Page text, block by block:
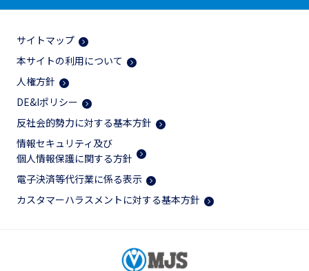
サイトマップ
本サイトの利用について
人権方針
DE&Iポリシー
反社会的勢力に対する基本方針
情報セキュリティ及び
個人情報保護に関する方針
電子決済等代行業に係る表示
カスタマーハラスメントに対する基本方針